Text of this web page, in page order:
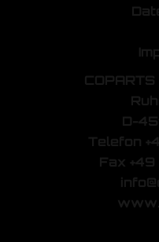
D-
Telefon
Fax